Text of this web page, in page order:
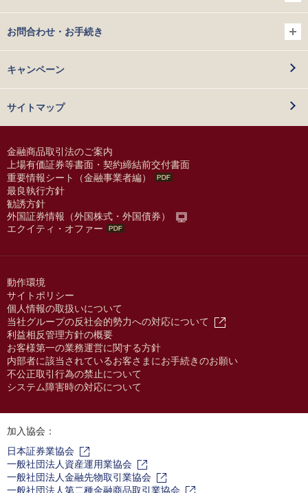
お問合わせ・お手続き
キャンペーン
サイトマップ
金融商品取引法のご案内
上場有価証券等書面・契約締結前交付書面
重要情報シート（金融事業者編）
最良執行方針
勧誘方針
外国証券情報（外国株式・外国債券）
エクイティ・オファー
動作環境
サイトポリシー
個人情報の取扱いについて
当社グループの反社会的勢力への対応について
利益相反管理方針の概要
お客様第一の業務運営に関する方針
内部者に該当されているお客さまにお手続きのお願い
不公正取引行為の禁止について
システム障害時の対応について
加入協会：
日本証券業協会
一般社団法人資産運用業協会
一般社団法人金融先物取引業協会
一般社団法人第二種金融商品取引業協会